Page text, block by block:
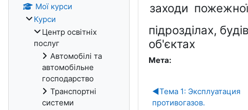
заходи
підрозділах,
об'єктах
Мета:
◀︎Тема 1: Эксплуатация
противогазов.
Мої курси
Курси
Центр освітніх
послуг
Автомобілі та
автомобільне
господарство
Транспортні
системи